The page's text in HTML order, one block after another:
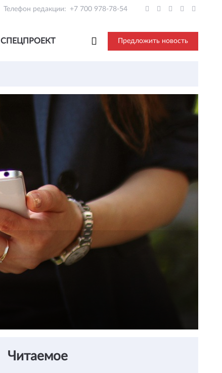
Телефон редакции: +7 700 978-78-54
СПЕЦПРОЕКТ Предложить новость
Читаемое